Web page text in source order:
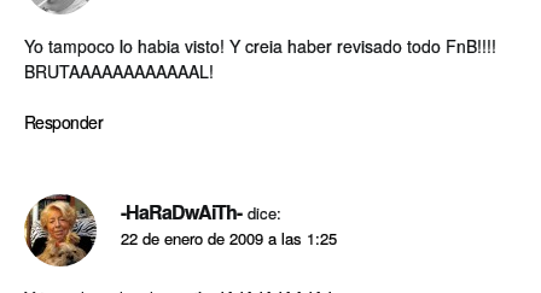
Yo tampoco lo habia visto! Y creia haber revisado todo FnB!!!!
BRUTAAAAAAAAAAAAL!
Responder
-HaRaDwAiTh- dice:
22 de enero de 2009 a las 1:25